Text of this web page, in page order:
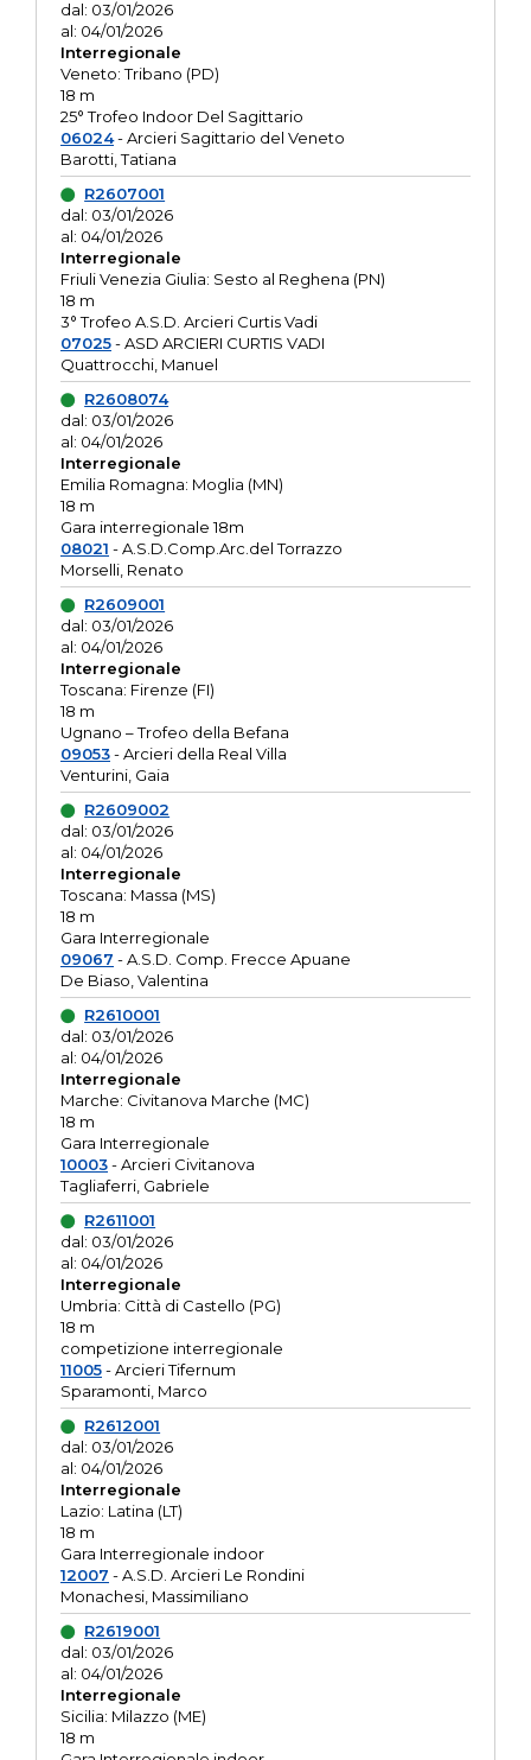
dal: 03/01/2026
al: 04/01/2026
Interregionale
Veneto: Tribano (PD)
18 m
25° Trofeo Indoor Del Sagittario
06024- Arcieri Sagittario del Veneto
Barotti, Tatiana
R2607001
dal: 03/01/2026
al: 04/01/2026
Interregionale
Friuli Venezia Giulia: Sesto al Reghena (PN)
18 m
3° Trofeo A.S.D. Arcieri Curtis Vadi
07025- ASD ARCIERI CURTIS VADI
Quattrocchi, Manuel
R2608074
dal: 03/01/2026
al: 04/01/2026
Interregionale
Emilia Romagna: Moglia (MN)
18 m
Gara interregionale 18m
08021 - A.S.D.Comp.Arc.del Torrazzo
Morselli, Renato
R2609001
dal: 03/01/2026
al: 04/01/2026
Interregionale
Toscana: Firenze (FI)
18 m
Ugnano – Trofeo della Befana
09053- Arcieri della Real Villa
Venturini, Gaia
R2609002
dal: 03/01/2026
al: 04/01/2026
Interregionale
Toscana: Massa (MS)
18 m
Gara Interregionale
09067 - A.S.D. Comp. Frecce Apuane
De Biaso, Valentina
R2610001
dal: 03/01/2026
al: 04/01/2026
Interregionale
Marche: Civitanova Marche (MC)
18 m
Gara Interregionale
10003- Arcieri Civitanova
Tagliaferri, Gabriele
R2611001
dal: 03/01/2026
al: 04/01/2026
Interregionale
Umbria: Città di Castello (PG)
18 m
competizione interregionale
11005- Arcieri Tifernum
Sparamonti, Marco
R2612001
dal: 03/01/2026
al: 04/01/2026
Interregionale
Lazio: Latina (LT)
18 m
Gara Interregionale indoor
12007 - A.S.D. Arcieri Le Rondini
Monachesi, Massimiliano
R2619001
dal: 03/01/2026
al: 04/01/2026
Interregionale
Sicilia: Milazzo (ME)
18 m